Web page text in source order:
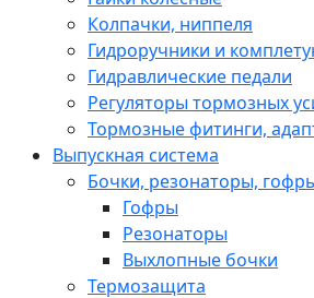
Колпачки, ниппеля
Гидроручники и
Гидравлические педали
Регуляторы тормозных
Тормозные фитинги,
Выпускная система
Бочки, резонаторы,
Гофры
Резонаторы
Выхлопные бочки
Термозащита